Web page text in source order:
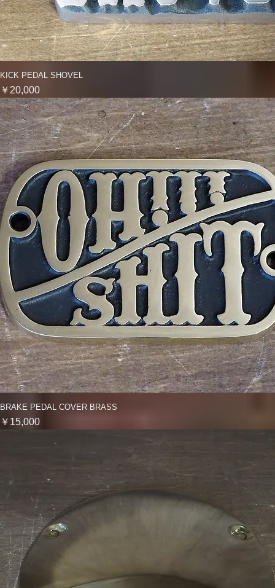
KICK PEDAL SHOVEL
価格
￥20,000
BRAKE PEDAL COVER BRASS
価格
￥15,000